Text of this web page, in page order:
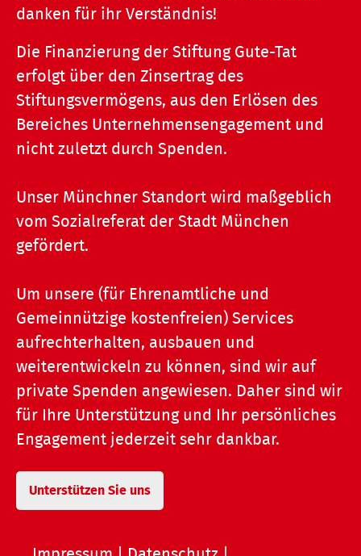
danken für ihr Verständnis!
Die Finanzierung der Stiftung Gute-Tat
erfolgt über den Zinsertrag des
Stiftungsvermögens, aus den Erlösen des
Bereiches Unternehmensengagement und
nicht zuletzt durch Spenden.
Unser Münchner Standort wird maßgeblich
vom Sozialreferat der Stadt München
gefördert.
Um unsere (für Ehrenamtliche und
Gemeinnützige kostenfreien) Services
aufrechterhalten, ausbauen und
weiterentwickeln zu können, sind wir auf
private Spenden angewiesen. Daher sind wir
für Ihre Unterstützung und Ihr persönliches
Engagement jederzeit sehr dankbar.
Unterstützen Sie uns